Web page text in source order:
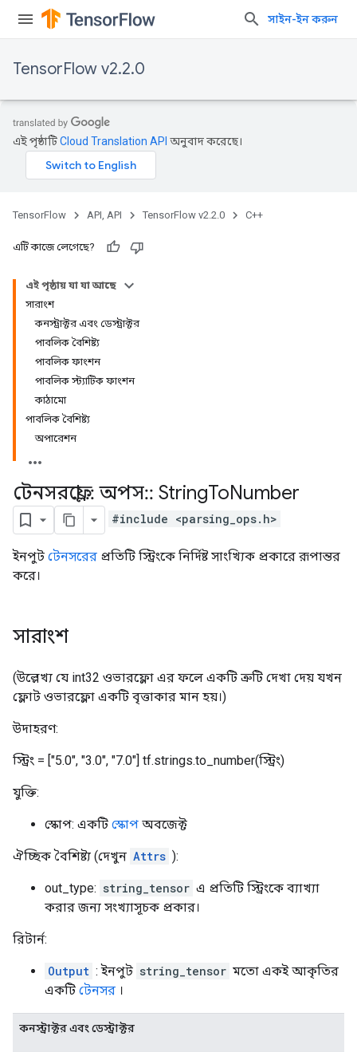
সাইন-ইন করুন
TensorFlow v2.2.0
এই পৃষ্ঠাটিCloud Translation API অনুবাদ করেছে।
TensorFlow API, API TensorFlow v2.2.0 C++
এটি কাজে লেগেছে?
এই পৃষ্ঠায় যা যা আছে
সারাংশ
কনস্ট্রাক্টর এবং ডেস্ট্রাক্টর
পাবলিক বৈশিষ্ট্য
পাবলিক ফাংশন
পাবলিক স্ট্যাটিক ফাংশন
কাঠামো
পাবলিক বৈশিষ্ট্য
অপারেশন
টেনসরফ্লো:: অপস:: StringToNumber
#include <parsing_ops.h>
ইনপুট টেনসরের প্রতিটি স্ট্রিংকে নির্দিষ্ট সাংখ্যিক প্রকারে রূপান্তর
করে।
সারাংশ
(উল্লেখ্য যে int32 ওভারফ্লো এর ফলে একটি ত্রুটি দেখা দেয় যখন
ফ্লোট ওভারফ্লো একটি বৃত্তাকার মান হয়।)
উদাহরণ:
স্ট্রিং = ["5.0", "3.0", "7.0"] tf.strings.to_number(স্ট্রিং)
যুক্তি:
স্কোপ: একটি স্কোপ অবজেক্ট
ঐচ্ছিক বৈশিষ্ট্য (দেখুন Attrs ):
out_type: string_tensor এ প্রতিটি স্ট্রিংকে ব্যাখ্যা
করার জন্য সংখ্যাসূচক প্রকার।
রিটার্ন:
Output : ইনপুট string_tensor মতো একই আকৃতির
একটি টেনসর ।
কনস্ট্রাক্টর এবং ডেস্ট্রাক্টর